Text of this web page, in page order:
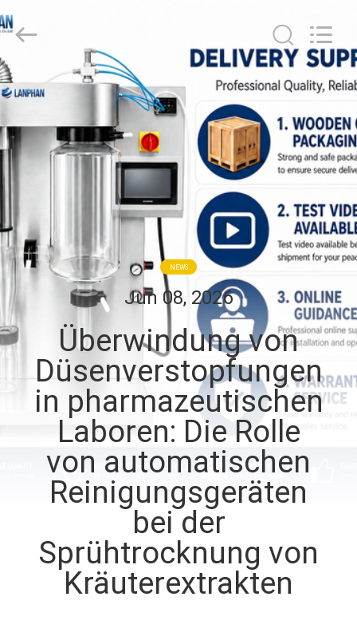
HAUS
PRODUKTE
VIDEOS
ÜBER
UNS
FABRIK-
AUSFLUG
QUALITÄTSKONTROLLE
TRETEN
VERBINDUNG
Lanphan
Industry
Co.,Ltd.
Reserved.
NEWS
Jun 08, 2026
Überwindung von
Düsenverstopfungen
in pharmazeutischen
Laboren: Die Rolle
von automatischen
Reinigungsgeräten
bei der
Sprühtrocknung von
Kräuterextrakten